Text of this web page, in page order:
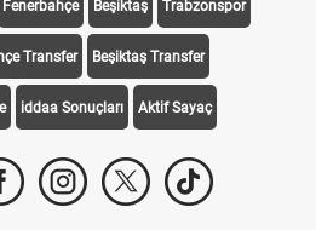
Fenerbahçe Beşiktaş Trabzonspor
Transfer Beşiktaş Transfer
iddaa Sonuçları Aktif Sayaç